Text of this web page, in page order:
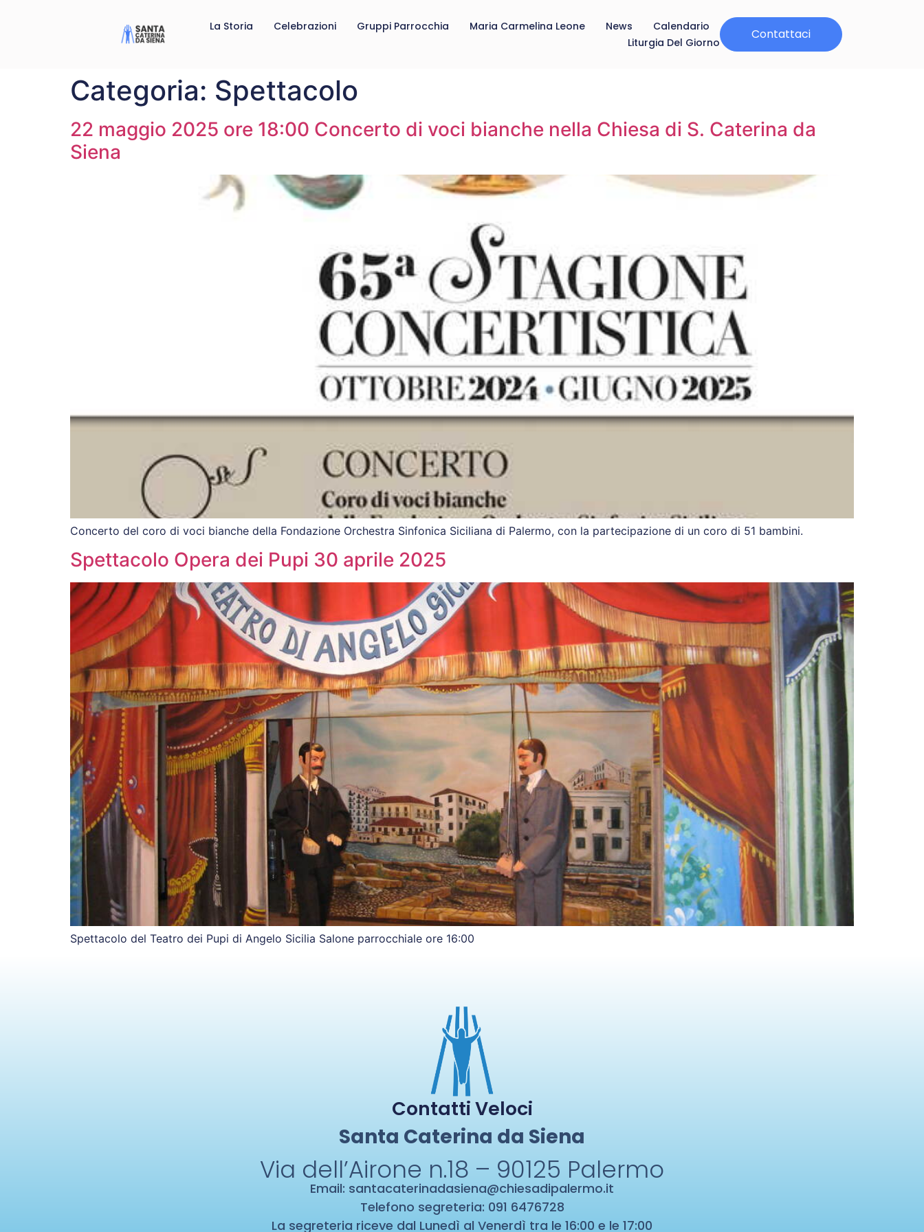
La Storia Celebrazioni Gruppi Parrocchia Maria Carmelina Leone News
Calendario
Liturgia Del Giorno
Contattaci
Categoria: Spettacolo
22 maggio 2025 ore 18:00 Concerto di voci bianche nella Chiesa di S. Caterina da
Siena
Concerto del coro di voci bianche della Fondazione Orchestra Sinfonica Siciliana di Palermo, con la partecipazione di un coro di 51 bambini.
Spettacolo Opera dei Pupi 30 aprile 2025
Spettacolo del Teatro dei Pupi di Angelo Sicilia Salone parrocchiale ore 16:00
Contatti Veloci
Santa Caterina da Siena
Via dell’Airone n.18 – 90125 Palermo
Email: santacaterinadasiena@chiesadipalermo.it
Telefono segreteria: 091 6476728
La segreteria riceve dal Lunedì al Venerdì tra le 16:00 e le 17:00